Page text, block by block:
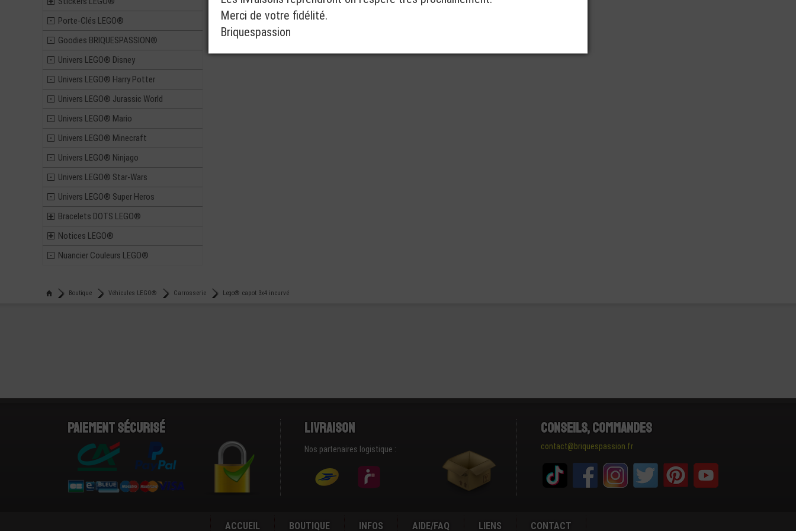
Porte-Clés LEGO®
Goodies BRIQUESPASSION®
Univers LEGO® Disney
Univers LEGO® Harry Potter
Univers LEGO® Jurassic World
Univers LEGO® Mario
Univers LEGO® Minecraft
Univers LEGO® Ninjago
Univers LEGO® Star-Wars
Univers LEGO® Super Heros
Bracelets DOTS LEGO®
Notices LEGO®
Nuancier Couleurs LEGO®
Boutique Véhicules LEGO® Carrosserie Lego® capot 3x4 incurvé
Paiement sécurisé Livraison
Nos partenaires logistique :
Conseils, Commandes
contact@briquespassion.fr
ACCUEIL BOUTIQUE INFOS AIDE/FAQ LIENS CONTACT
Merci de votre fidélité.
Briquespassion